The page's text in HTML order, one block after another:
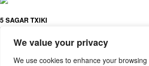
We value your privacy
We use cookies to enhance your
5 SAGAR TXIKI
YUSUKE YONEZU